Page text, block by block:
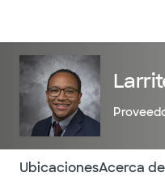
Utilice esta navegación
UbicacionesAcerca de